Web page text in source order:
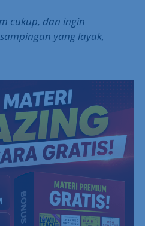
cukup, dan ingin
yang layak,